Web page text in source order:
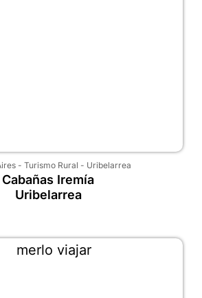
- Turismo Rural - Uribelarrea
Cabañas Iremía
Uribelarrea